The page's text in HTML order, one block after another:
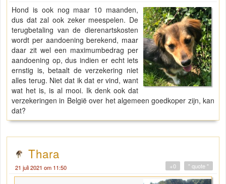
Hond is ook nog maar 10 maanden,
dus dat zal ook zeker meespelen. De
terugbetaling van de dierenartskosten
wordt per aandoening berekend, maar
daar zit wel een maximumbedrag per
aandoening op, dus indien er echt iets
ernstig is, betaalt de verzekering niet
alles terug. Niet dat ik dat er vind, want
wat het is, is al mooi. Ik denk ook dat
verzekeringen in België over het algemeen goedkoper zijn, kan
dat?
Thara
21 juli 2021 om 11:50 " quote "
+0